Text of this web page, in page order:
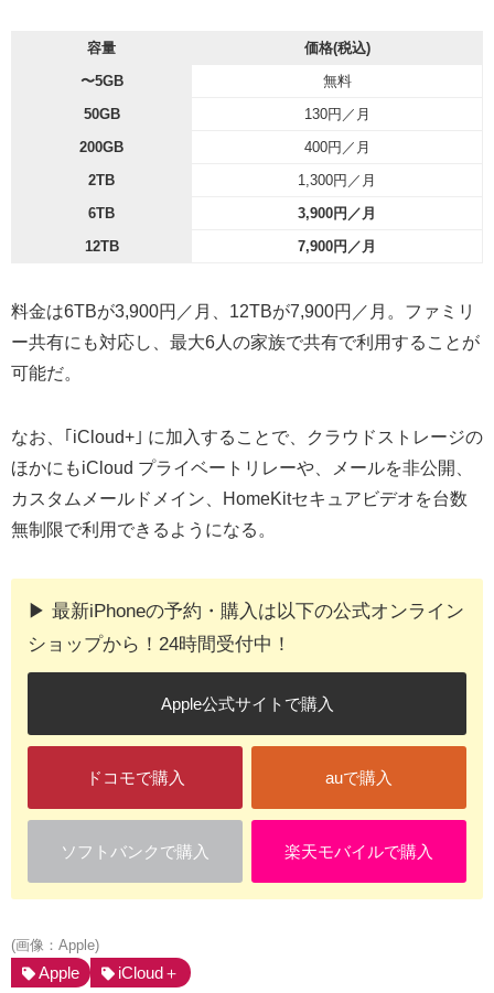
容量
価格(税込)
〜5GB
無料
50GB
130円／月
200GB
400円／月
2TB
1,300円／月
6TB
3,900円／月
12TB
7,900円／月
料金は6TBが3,900円／月、12TBが7,900円／月。ファミリ
ー共有にも対応し、最大6人の家族で共有で利用することが
可能だ。
なお、｢iCloud+｣ に加入することで、クラウドストレージの
ほかにもiCloud プライベートリレーや、メールを非公開、
カスタムメールドメイン、HomeKitセキュアビデオを台数
無制限で利用できるようになる。
▶︎ 最新iPhoneの予約・購入は以下の公式オンライン
ショップから！24時間受付中！
Apple公式サイトで購入
ドコモで購入 auで購入
ソフトバンクで購入 楽天モバイルで購入
(画像：Apple)
Apple iCloud＋